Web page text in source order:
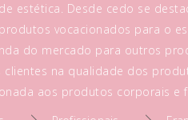
de estética. Desde cedo se
produtos vocacionados para o
do mercado para outros
clientes na qualidade dos
aos produtos corporais e